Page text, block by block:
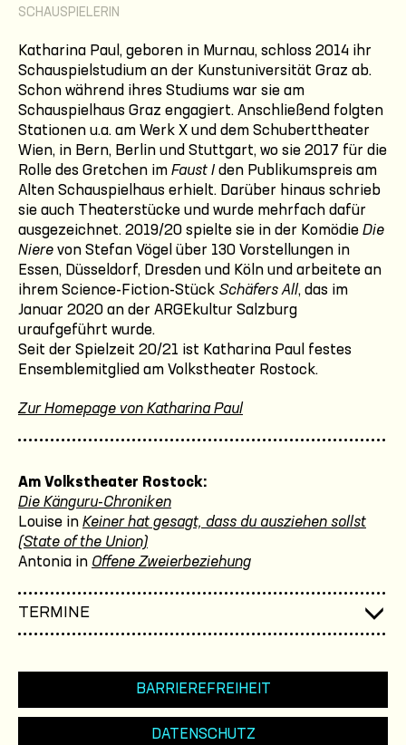
SCHAUSPIELERIN
Katharina Paul, geboren in Murnau, schloss 2014 ihr
Schauspielstudium an der Kunstuniversität Graz ab.
Schon während ihres Studiums war sie am
Schauspielhaus Graz engagiert. Anschließend folgten
Stationen u.a. am Werk X und dem Schuberttheater
Wien, in Bern, Berlin und Stuttgart, wo sie 2017 für die
Rolle des Gretchen im Faust I den Publikumspreis am
Alten Schauspielhaus erhielt. Darüber hinaus schrieb
sie auch Theaterstücke und wurde mehrfach dafür
ausgezeichnet. 2019/20 spielte sie in der Komödie Die
Niere von Stefan Vögel über 130 Vorstellungen in
Essen, Düsseldorf, Dresden und Köln und arbeitete an
ihrem Science-Fiction-Stück Schäfers All, das im
Januar 2020 an der ARGEkultur Salzburg
uraufgeführt wurde.
Seit der Spielzeit 20/21 ist Katharina Paul festes
Ensemblemitglied am Volkstheater Rostock.
Zur Homepage von Katharina Paul
Am Volkstheater Rostock:
Die Känguru-Chroniken
Louise in Keiner hat gesagt, dass du ausziehen sollst
(State of the Union)
Antonia in Offene Zweierbeziehung
TERMINE
BARRIEREFREIHEIT
DATENSCHUTZ